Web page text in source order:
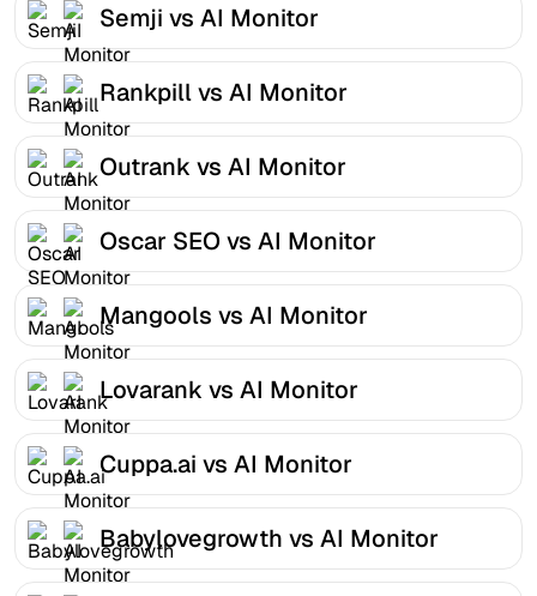
Semji vs AI Monitor
Rankpill vs AI Monitor
Outrank vs AI Monitor
Oscar SEO vs AI Monitor
Mangools vs AI Monitor
Lovarank vs AI Monitor
Cuppa.ai vs AI Monitor
Babylovegrowth vs AI Monitor